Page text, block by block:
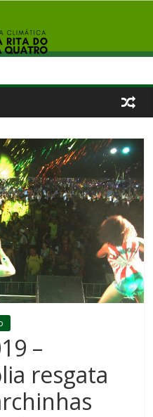
–
resgata